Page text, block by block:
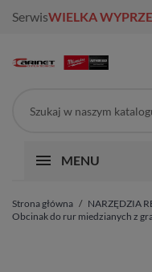
SerwisWIELKA
MENU
Strona główna NARZĘDZIA
Obcinak do rur miedzianych z